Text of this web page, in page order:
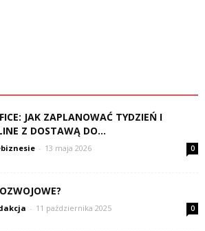
JAK ZAPLANOWAĆ TYDZIEŃ I
Z DOSTAWĄ DO...
- 13 maja 2026 0
- 11 października 2025 0